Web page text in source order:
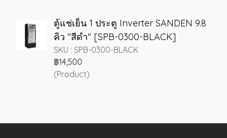
ตู้แช่เย็น 1 ประตู Inverter SANDEN 9.8
คิว "สีดำ" [SPB-0300-BLACK]
SKU : SPB-0300-BLACK
฿14,500
(Product)